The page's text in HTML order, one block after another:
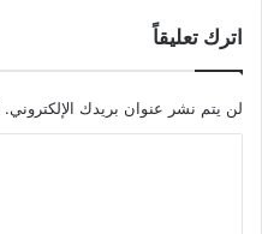
اترك تعليقاً
لن يتم نشر عنوان بريدك الإلكتروني.